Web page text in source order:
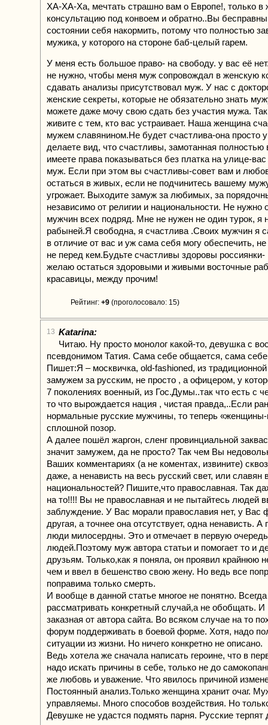
ХА-ХА-Ха, мечтать страшно вам о Европе!, только в
консультацию под конвоем и обратно..Вы
состоянии себя накормить, потому что полностью
мужика, у которого на стороне баб-целый гарем.
У меня есть большое право- на свободу. у вас её
не нужно, чтобы меня муж сопровождал в женскую
сдавать анализы присутствовал муж. У нас с
женские секреты, которые не обязательно знать
можете даже мочу свою сдать без участия мужа.
живите с тем, кто вас устраивает. Наша женщина
мужем славянином.Не будет счастлива-она просто
делаете вид, что счастливы, замотанная полностью
имеете права показываться без платка на улице-
муж. Если при этом вы счастливы-совет вам и
остаться в живых, если не подчинитесь вашему
угрожает. Выходите замуж за любимых, за
независимо от религии и национальности. Не нужно
мужчин всех подряд. Мне не нужен не один турок, я
рабыней.Я свободна, я счастлива .Своих мужчин я
в отличие от вас и уж сама себя могу обеспечить,
не перед кем.Будьте счастливы здоровы
желаю остаться здоровыми и живыми восточные
красавицы, между прочим!
Рейтинг: +9 (проголосовало: 15)
13 Katarina:
Читаю. Ну просто монолог какой-то, девушка с
псевдонимом Татия. Сама себе общается, сама себе
Пишет:Я – москвичка, old-fashioned, из
замужем за русским, не просто , а офицером, у
7 поколениях военный, из Гос.Думы..так что есть с
то что вырождается нация , чистая правда,..Если
нормальные русские мужчины, то теперь
сплошной позор.
А далее пошёл жаргон, сленг провинциальной
значит замужем, да не просто? Так чем Вы
Ваших комментариях (а не коментах, извините)
даже, а ненависть на весь русский свет, или славян
национальностей? Пишите,что православная. Так
на то!!!! Вы не православная и не пытайтесь людей
заблуждение. У Вас морали православия нет, у Вас
другая, а точнее она отсутствует, одна ненависть.
люди милосердны. Это и отмечает в первую
людей.Поэтому муж автора статьи и помогает то и
друзьям. Только,как я поняла, он проявил крайнюю
чем и ввел в бешенство свою жену. Но ведь все
поправима только смерть.
И вообще в данной статье многое не понятно.
рассматривать конкретный случай,а не обобщать.
заказная от автора сайта. Во всяком случае на то
форум поддерживать в боевой форме. Хотя, надо
ситуации из жизни. Но ничего конкретно не описано.
Ведь хотела же сначала написать героине, что в
надо искать причины в себе, только не до
же любовь и уважение. Что явилось причиной
Постоянный анализ.Только женщина хранит очаг.
управляемы. Много способов воздействия. Но
Девушке не удастся подмять парня. Русские терпят